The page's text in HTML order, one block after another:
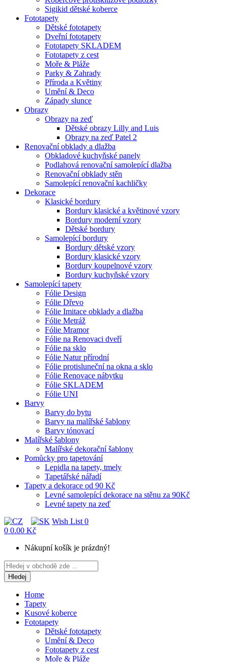
Sigikid dětské koberce
Fototapety
Dětské fototapety
Dveřní fototapety
Fototapety SKLADEM
Fototapety z cest
Moře & Pláže
Parky & Zahrady
Příroda a Květiny
Umění & Deco
Západy slunce
Obrazy
Obrazy na zeď
Dětské obrazy Lilly and Luis
Obrazy na zeď Patel 2
Renovační obklady a dlažba
Obkladové kuchyňské panely
Podlahová renovační samolepící dlažba
Renovační obklady stěn
Samolepící renovační kachličky
Dekorace
Klasické bordury
Bordury klasické a květinové vzory
Bordury moderní vzory
Dětské bordury
Samolepící bordury
Bordury dětské vzory
Bordury klasické vzory
Bordury koupelnové vzory
Bordury kuchyňské vzory
Samolepící tapety
Fólie Design
Fólie Dřevo
Fólie Imitace obklady a dlažba
Fólie Metráž
Fólie Mramor
Fólie na Renovaci dveří
Fólie na sklo
Fólie Natur přírodní
Fólie protisluneční na okna a sklo
Fólie Renovace nábytku
Fólie SKLADEM
Fólie UNI
Barvy
Barvy do bytu
Barvy na malířské šablony
Barvy tónovací
Malířské šablony
Malířské dekorační šablony
Pomůcky pro tapetování
Lepidla na tapety, tmely
Tapetářské nářadí
Tapety a dekorace od 90 Kč
Levné samolepící dekorace na stěnu za 90Kč
Levné tapety na zeď
Wish List 0
0 0.00 Kč
Nákupní košík je prázdný!
Hledej
Home
Tapety
Kusové koberce
Fototapety
Dětské fototapety
Umění & Deco
Fototapety z cest
Moře & Pláže